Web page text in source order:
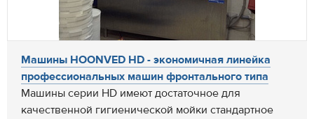
Машины HOONVED HD - экономичная линейка
профессиональных машин фронтального типа
Машины серии HD имеют достаточное для
качественной гигиенической мойки стандартное